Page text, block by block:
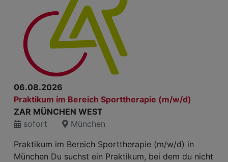
06.08.2026
Praktikum im Bereich Sporttherapie (m/w/d)
ZAR MÜNCHEN WEST
sofort
München
Praktikum im Bereich Sporttherapie (m/w/d) in
München Du suchst ein Praktikum, bei dem du nicht